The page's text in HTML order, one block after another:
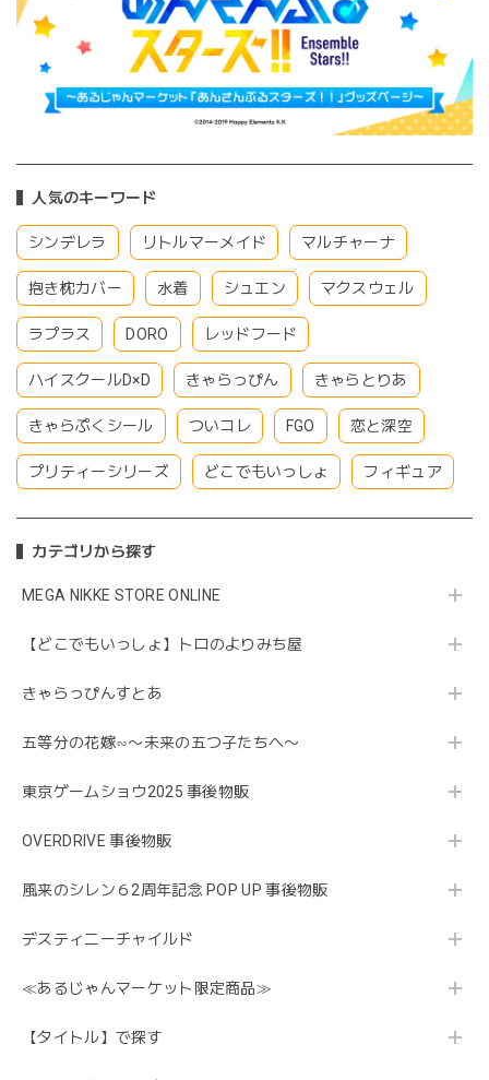
人気のキーワード
シンデレラ リトルマーメイド マルチャーナ
抱き枕カバー 水着 シュエン マクスウェル
ラプラス DORO レッドフード
ハイスクールD×D きゃらっぴん きゃらとりあ
きゃらぷくシール ついコレ FGO 恋と深空
プリティーシリーズ どこでもいっしょ フィギュア
カテゴリから探す
MEGA NIKKE STORE ONLINE
【どこでもいっしょ】トロのよりみち屋
きゃらっぴんすとあ
五等分の花嫁∽〜未来の五つ子たちへ〜
東京ゲームショウ2025 事後物販
OVERDRIVE 事後物販
風来のシレン６2周年記念 POP UP 事後物販
デスティニーチャイルド
≪あるじゃんマーケット限定商品≫
【タイトル】で探す